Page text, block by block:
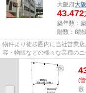
大阪府大
43.472
築年数：
階数：8階
物件より徒歩圏内に当社営業
容・物販などの様々な業種の
尚、弊社ではおとり広告は一切
(
敷